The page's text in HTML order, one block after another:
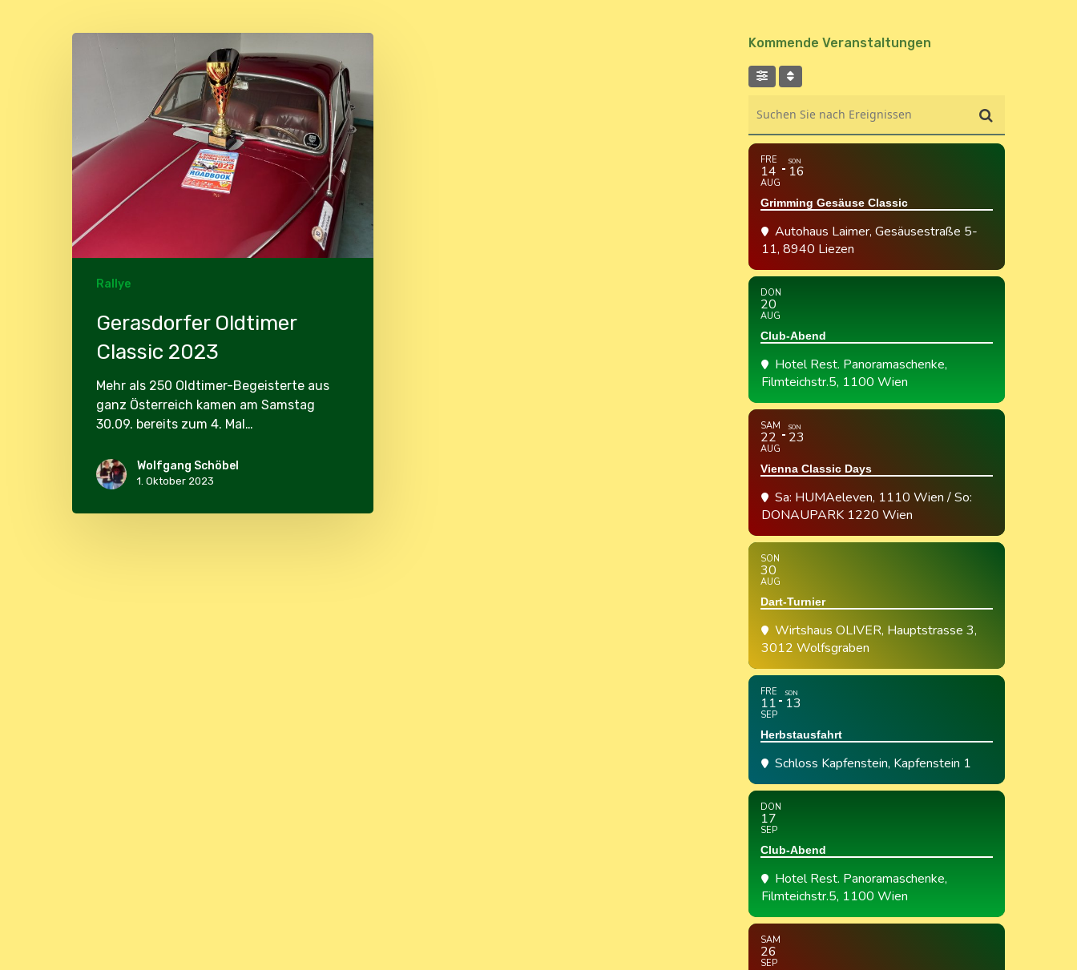
Gerasdorfer
Rallye
Gerasdorfer Oldtimer
Classic 2023
Mehr als 250 Oldtimer-Begeisterte aus
ganz Österreich kamen am Samstag
30.09. bereits zum 4. Mal…
Wolfgang Schöbel
1. Oktober 2023
Kommende Veranstaltungen
FRE
14
AUG
SON
16
Grimming Gesäuse Classic
Autohaus Laimer, Gesäusestraße 5-
11, 8940 Liezen
DON
20
AUG
Club-Abend
Hotel Rest. Panoramaschenke,
Filmteichstr.5, 1100 Wien
SAM
22
AUG
SON
23
Vienna Classic Days
Sa: HUMAeleven, 1110 Wien / So:
DONAUPARK 1220 Wien
SON
30
AUG
Dart-Turnier
Wirtshaus OLIVER, Hauptstrasse 3,
3012 Wolfsgraben
FRE
11
SEP
SON
13
Herbstausfahrt
Schloss Kapfenstein, Kapfenstein 1
DON
17
SEP
Club-Abend
Hotel Rest. Panoramaschenke,
Filmteichstr.5, 1100 Wien
SAM
26
SEP